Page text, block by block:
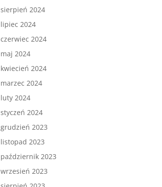
sierpień 2024
lipiec 2024
czerwiec 2024
maj 2024
kwiecień 2024
marzec 2024
luty 2024
styczeń 2024
grudzień 2023
listopad 2023
październik 2023
wrzesień 2023